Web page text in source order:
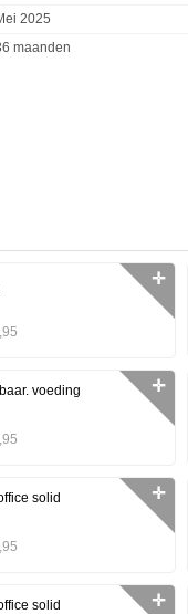
2025
maanden
✛
voeding
✛
solid
✛
solid
✛